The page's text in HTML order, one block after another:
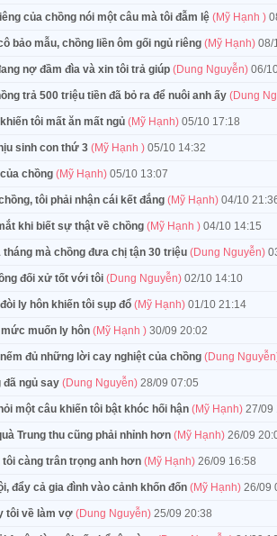
của chồng nói một câu mà tôi đẫm lệ (Mỹ Hạnh )
bảo mẫu, chồng liền ôm gối ngủ riêng (Mỹ Hạnh) 08/
nợ đầm đìa và xin tôi trả giúp (Dung Nguyễn) 06/
trả 500 triệu tiền đã bỏ ra để nuôi anh ấy (Dung
tôi mất ăn mất ngủ (Mỹ Hạnh) 05/10 17:18
sinh con thứ 3 (Mỹ Hạnh ) 05/10 14:32
chồng (Mỹ Hạnh) 05/10 13:07
tôi phải nhận cái kết đắng (Mỹ Hạnh) 04/10
khi biết sự thật về chồng (Mỹ Hạnh ) 04/10 14:15
mà chồng đưa chị tận 30 triệu (Dung Nguyễn)
đối xử tốt với tôi (Dung Nguyễn) 02/10 14:10
ly hôn khiến tôi sụp đổ (Mỹ Hạnh) 01/10 21:14
muốn ly hôn (Mỹ Hạnh ) 30/09 20:02
đủ những lời cay nghiệt của chồng (Dung
đã ngủ say (Dung Nguyễn) 28/09 07:05
một câu khiến tôi bật khóc hối hận (Mỹ Hạnh) 27/09
Trung thu cũng phải nhỉnh hơn (Mỹ Hạnh) 26/09
càng trân trọng anh hơn (Mỹ Hạnh) 26/09 16:58
đẩy cả gia đình vào cảnh khốn đốn (Mỹ Hạnh) 26/09
tôi về làm vợ (Dung Nguyễn) 25/09 20:38